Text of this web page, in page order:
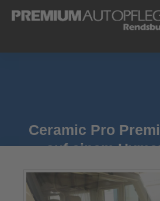
Inhalt
Ceramic Pro
auf einem